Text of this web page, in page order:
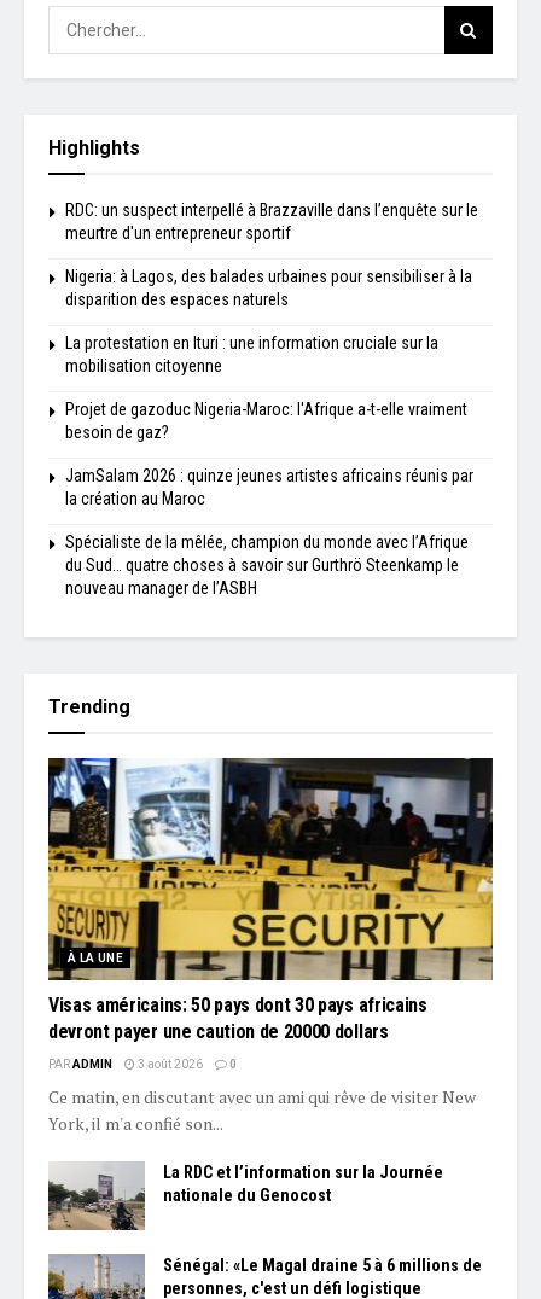
Highlights
RDC: un suspect interpellé à Brazzaville dans l’enquête sur le
meurtre d'un entrepreneur sportif
Nigeria: à Lagos, des balades urbaines pour sensibiliser à la
disparition des espaces naturels
La protestation en Ituri : une information cruciale sur la
mobilisation citoyenne
Projet de gazoduc Nigeria-Maroc: l'Afrique a-t-elle vraiment
besoin de gaz?
JamSalam 2026 : quinze jeunes artistes africains réunis par
la création au Maroc
Spécialiste de la mêlée, champion du monde avec l’Afrique
du Sud… quatre choses à savoir sur Gurthrö Steenkamp le
nouveau manager de l’ASBH
Trending
À LA UNE
Visas américains: 50 pays dont 30 pays africains
devront payer une caution de 20000 dollars
PARADMIN 3 août 2026 0
Ce matin, en discutant avec un ami qui rêve de visiter New
York, il m'a confié son...
La RDC et l’information sur la Journée
nationale du Genocost
Sénégal: «Le Magal draine 5 à 6 millions de
personnes, c'est un défi logistique